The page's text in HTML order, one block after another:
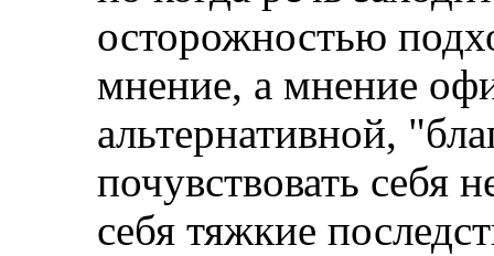
осторожностью
мнение, а мнение
альтернативной,
почувствовать себя
себя тяжкие